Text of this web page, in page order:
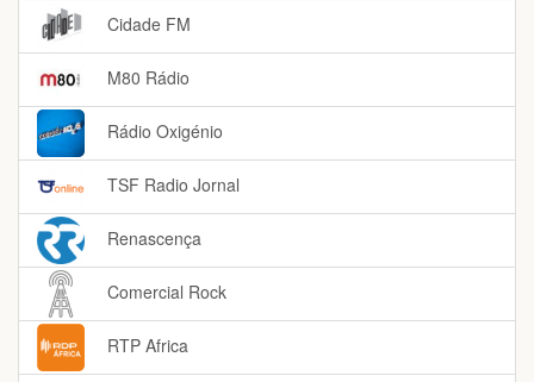
Cidade FM
M80 Rádio
Rádio Oxigénio
TSF Radio Jornal
Renascença
Comercial Rock
RTP Africa